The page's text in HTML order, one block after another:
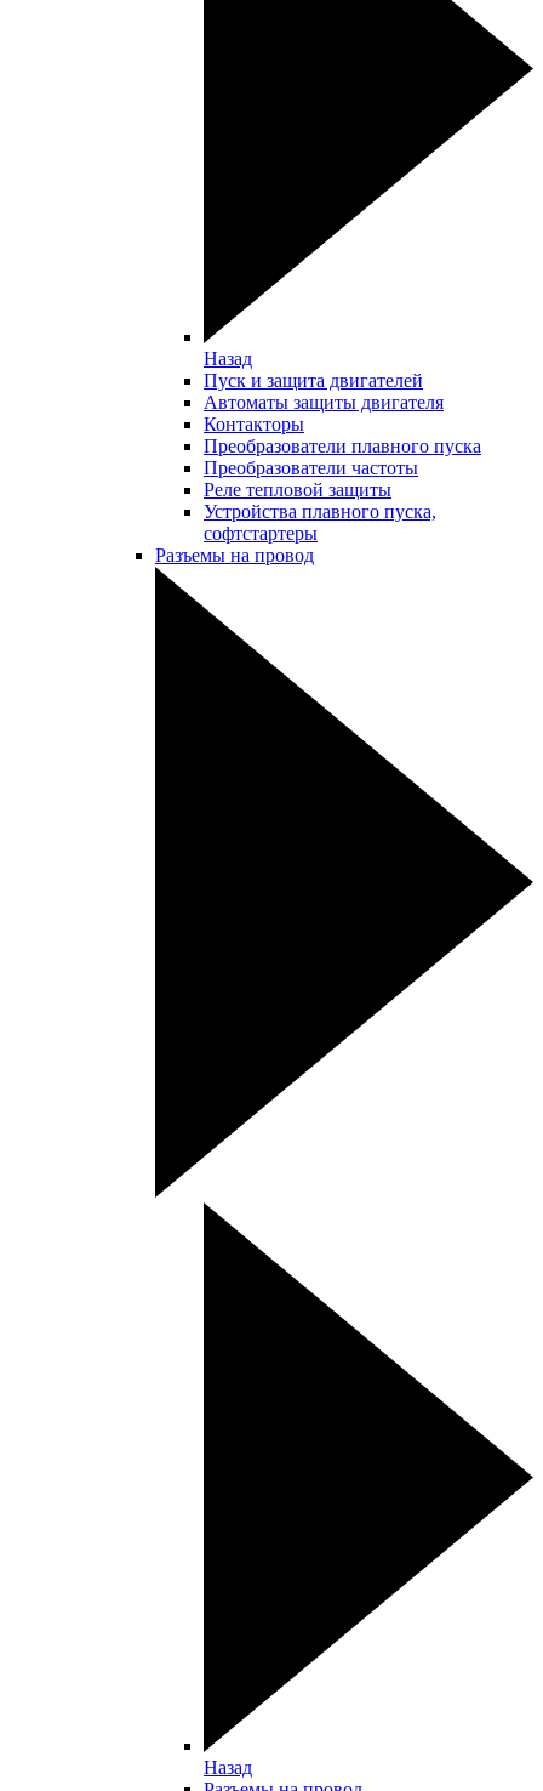
Назад
Пуск и защита двигателей
Автоматы защиты двигателя
Контакторы
Преобразователи плавного пуска
Преобразователи частоты
Реле тепловой защиты
Устройства плавного пуска,
софтстартеры
Разъемы на провод
Назад